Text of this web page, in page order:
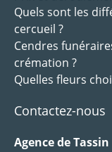
Quels sont les
cercueil ?
Cendres
crémation ?
Quelles fleurs
Contactez-nous
Agence de Tassin